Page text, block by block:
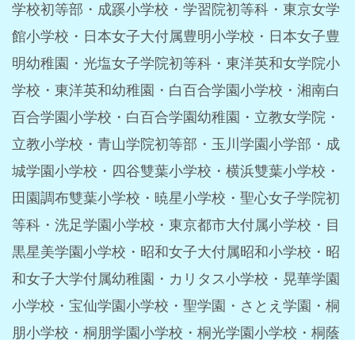
学校初等部・成蹊小学校・学習院初等科・東京女学
館小学校・日本女子大付属豊明小学校・日本女子豊
明幼稚園・光塩女子学院初等科・東洋英和女学院小
学校・東洋英和幼稚園・白百合学園小学校・湘南白
百合学園小学校・白百合学園幼稚園・立教女学院・
立教小学校・青山学院初等部・玉川学園小学部・成
城学園小学校・四谷雙葉小学校・横浜雙葉小学校・
田園調布雙葉小学校・暁星小学校・聖心女子学院初
等科・洗足学園小学校・東京都市大付属小学校・目
黒星美学園小学校・昭和女子大付属昭和小学校・昭
和女子大学付属幼稚園・カリタス小学校・晃華学園
小学校 ・宝仙学園小学校・聖学園・さとえ学園・桐
朋小学校・桐朋学園小学校・桐光学園小学校・桐蔭